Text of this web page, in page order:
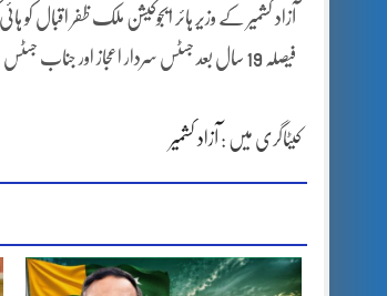
فیصلہ 19 سال بعد جسٹس سردار اعجاز اور جناب جسٹس خالد رشید چودھری نے سنایا۔
کیٹاگری میں : آزاد کشمیر